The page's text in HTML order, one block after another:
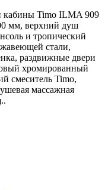
кабины Timo ILMA 909
мм, верхний душ
и тропический
стали,
раздвижные двери
хромированный
смеситель Timo,
массажная